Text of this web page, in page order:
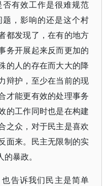
有效工作是很难规范
，影响的还是这个村
都发现了，在有的地方
务开展起来反而更加的
的人的存在而大大的降
辩护，至少在当前的现
才能更有效的处理事务
的工作同时也是在构建
之众，对于民主是喜欢
面来。民主无限制的实
暴政。
告诉我们民主是简单